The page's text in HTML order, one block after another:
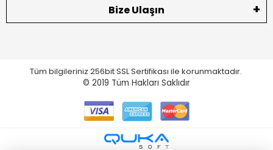
Bize Ulaşın
Tüm bilgileriniz 256bit SSL Sertifikası ile korunmaktadır.
© 2019 Tüm Hakları Saklıdır